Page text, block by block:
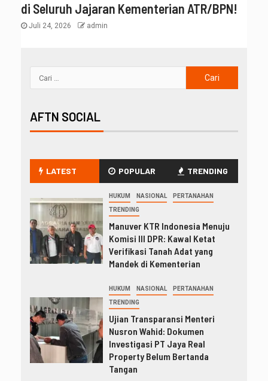
di Seluruh Jajaran Kementerian ATR/BPN!
Juli 24, 2026 admin
AFTN SOCIAL
LATEST POPULAR TRENDING
HUKUM NASIONAL PERTANAHAN
TRENDING
Manuver KTR Indonesia Menuju
Komisi III DPR: Kawal Ketat
Verifikasi Tanah Adat yang
Mandek di Kementerian
HUKUM NASIONAL PERTANAHAN
TRENDING
Ujian Transparansi Menteri
Nusron Wahid: Dokumen
Investigasi PT Jaya Real
Property Belum Bertanda
Tangan